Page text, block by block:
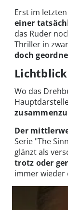
Erst im
einer
das Ruder
Thriller in
doch
Wo das
Der
Serie "The
glänzt als
trotz oder
immer wieder